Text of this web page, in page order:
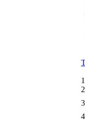
1
2
3
4